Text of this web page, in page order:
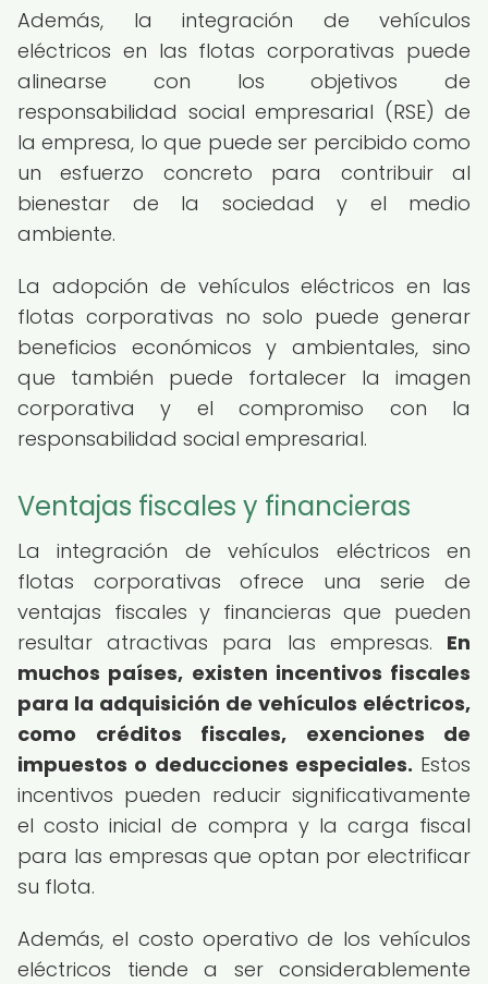
Además, la integración de vehículos
eléctricos en las flotas corporativas puede
alinearse con los objetivos de
responsabilidad social empresarial (RSE) de
la empresa, lo que puede ser percibido como
un esfuerzo concreto para contribuir al
bienestar de la sociedad y el medio
ambiente.
La adopción de vehículos eléctricos en las
flotas corporativas no solo puede generar
beneficios económicos y ambientales, sino
que también puede fortalecer la imagen
corporativa y el compromiso con la
responsabilidad social empresarial.
Ventajas fiscales y financieras
La integración de vehículos eléctricos en
flotas corporativas ofrece una serie de
ventajas fiscales y financieras que pueden
resultar atractivas para las empresas. En
muchos países, existen incentivos fiscales
para la adquisición de vehículos eléctricos,
como créditos fiscales, exenciones de
impuestos o deducciones especiales. Estos
incentivos pueden reducir significativamente
el costo inicial de compra y la carga fiscal
para las empresas que optan por electrificar
su flota.
Además, el costo operativo de los vehículos
eléctricos tiende a ser considerablemente